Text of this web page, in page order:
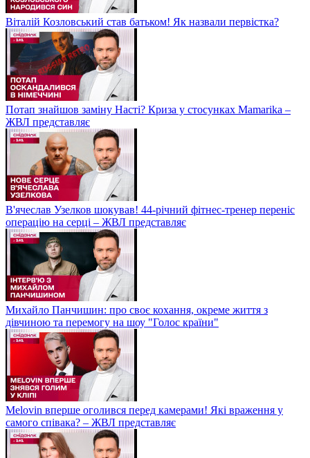
Віталій Козловський став батьком! Як назвали первістка?
Потап знайшов заміну Насті? Криза у стосунках Mamarika –
ЖВЛ представляє
В'ячеслав Узелков шокував! 44-річний фітнес-тренер переніс
операцію на серці – ЖВЛ представляє
Михайло Панчишин: про своє кохання, окреме життя з
дівчиною та перемогу на шоу "Голос країни"
Melovin вперше оголився перед камерами! Які враження у
самого співака? – ЖВЛ представляє